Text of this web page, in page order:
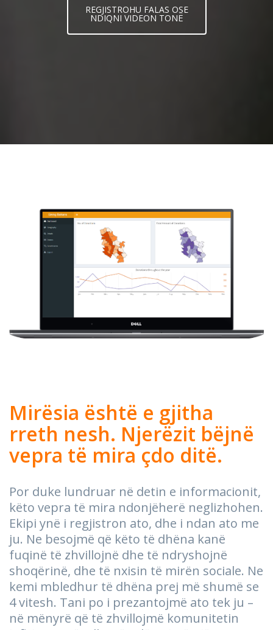
REGJISTROHU FALAS OSE
NDIQNI VIDEON TONË
Mirësia është e gjitha
rreth nesh. Njerëzit bëjnë
vepra të mira çdo ditë.
Por duke lundruar në detin e informacionit,
këto vepra të mira ndonjëherë neglizhohen.
Ekipi ynë i regjistron ato, dhe i ndan ato me
ju. Ne besojmë që këto të dhëna kanë
fuqinë të zhvillojnë dhe të ndryshojnë
shoqërinë, dhe të nxisin të mirën sociale. Ne
kemi mbledhur të dhëna prej më shumë se
4 vitesh. Tani po i prezantojmë ato tek ju –
në mënyrë që të zhvillojmë komunitetin